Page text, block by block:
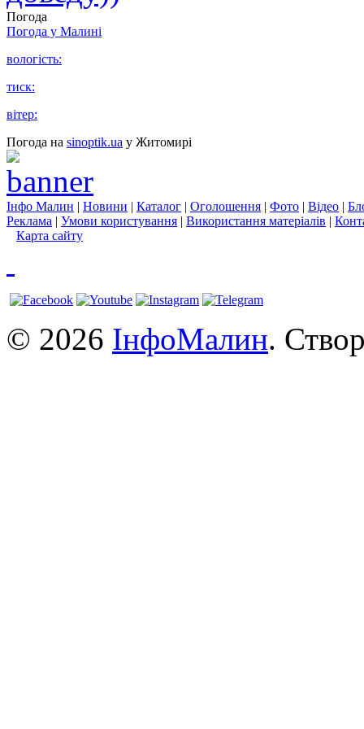
Погода
Погода у Малині
вологість:
тиск:
вітер:
Погода на sinoptik.ua у Житомирі
Інфо Малин | Новини | Каталог | Оголошення | Фото | Відео |
Реклама | Умови користування | Використання матеріалів |
Карта сайту
© 2026 ІнфоМалин.